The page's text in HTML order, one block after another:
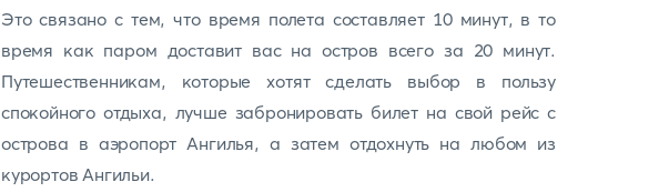
Это связано с тем, что время полета составляет 10 минут, в то
время как паром доставит вас на остров всего за 20 минут.
Путешественникам, которые хотят сделать выбор в пользу
спокойного отдыха, лучше забронировать билет на свой рейс с
острова в аэропорт Ангилья, а затем отдохнуть на любом из
курортов Ангильи.